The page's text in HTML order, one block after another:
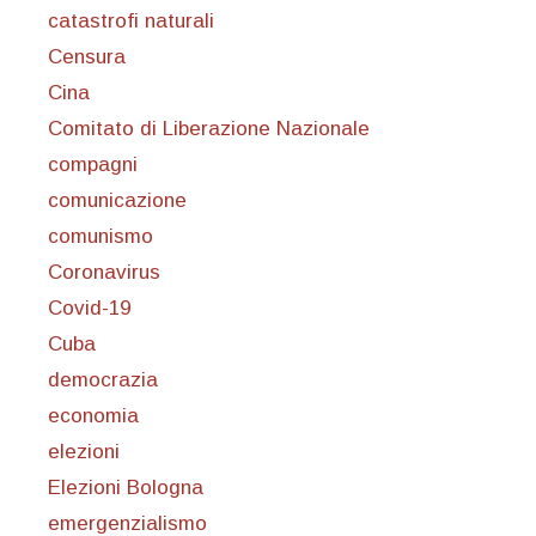
catastrofi naturali
Censura
Cina
Comitato di Liberazione Nazionale
compagni
comunicazione
comunismo
Coronavirus
Covid-19
Cuba
democrazia
economia
elezioni
Elezioni Bologna
emergenzialismo